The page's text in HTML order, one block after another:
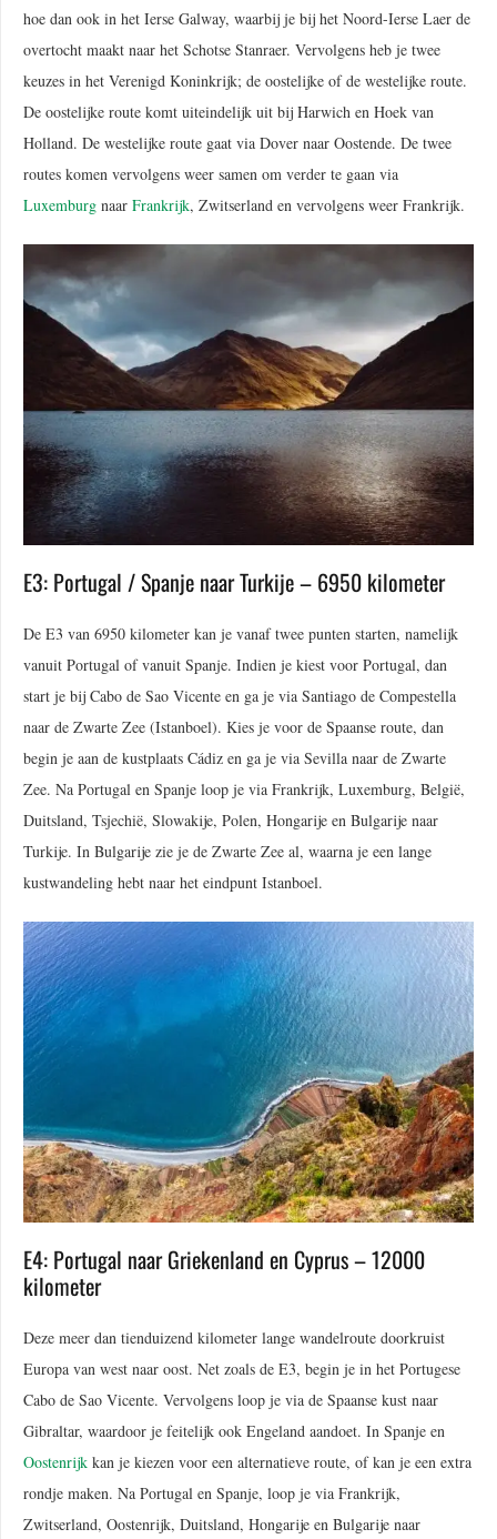
hoe dan ook in het Ierse Galway, waarbij je bij het Noord-Ierse Laer de
overtocht maakt naar het Schotse Stanraer. Vervolgens heb je twee
keuzes in het Verenigd Koninkrijk; de oostelijke of de westelijke route.
De oostelijke route komt uiteindelijk uit bij Harwich en Hoek van
Holland. De westelijke route gaat via Dover naar Oostende. De twee
routes komen vervolgens weer samen om verder te gaan via
Luxemburg naar Frankrijk, Zwitserland en vervolgens weer Frankrijk.
E3: Portugal / Spanje naar Turkije – 6950 kilometer
De E3 van 6950 kilometer kan je vanaf twee punten starten, namelijk
vanuit Portugal of vanuit Spanje. Indien je kiest voor Portugal, dan
start je bij Cabo de Sao Vicente en ga je via Santiago de Compestella
naar de Zwarte Zee (Istanboel). Kies je voor de Spaanse route, dan
begin je aan de kustplaats Cádiz en ga je via Sevilla naar de Zwarte
Zee. Na Portugal en Spanje loop je via Frankrijk, Luxemburg, België,
Duitsland, Tsjechië, Slowakije, Polen, Hongarije en Bulgarije naar
Turkije. In Bulgarije zie je de Zwarte Zee al, waarna je een lange
kustwandeling hebt naar het eindpunt Istanboel.
E4: Portugal naar Griekenland en Cyprus – 12000
kilometer
Deze meer dan tienduizend kilometer lange wandelroute doorkruist
Europa van west naar oost. Net zoals de E3, begin je in het Portugese
Cabo de Sao Vicente. Vervolgens loop je via de Spaanse kust naar
Gibraltar, waardoor je feitelijk ook Engeland aandoet. In Spanje en
Oostenrijk kan je kiezen voor een alternatieve route, of kan je een extra
rondje maken. Na Portugal en Spanje, loop je via Frankrijk,
Zwitserland, Oostenrijk, Duitsland, Hongarije en Bulgarije naar